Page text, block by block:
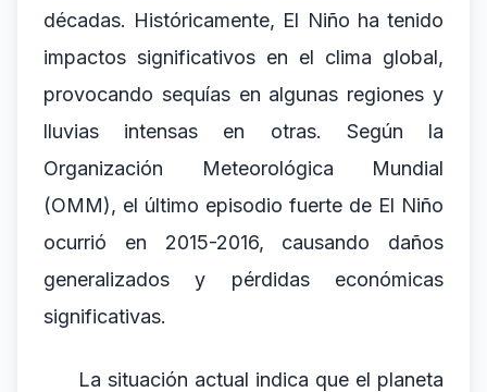
décadas. Históricamente, El Niño ha tenido
impactos significativos en el clima global,
provocando sequías en algunas regiones y
lluvias intensas en otras. Según la
Organización Meteorológica Mundial
(OMM), el último episodio fuerte de El Niño
ocurrió en 2015-2016, causando daños
generalizados y pérdidas económicas
significativas.
La situación actual indica que el planeta